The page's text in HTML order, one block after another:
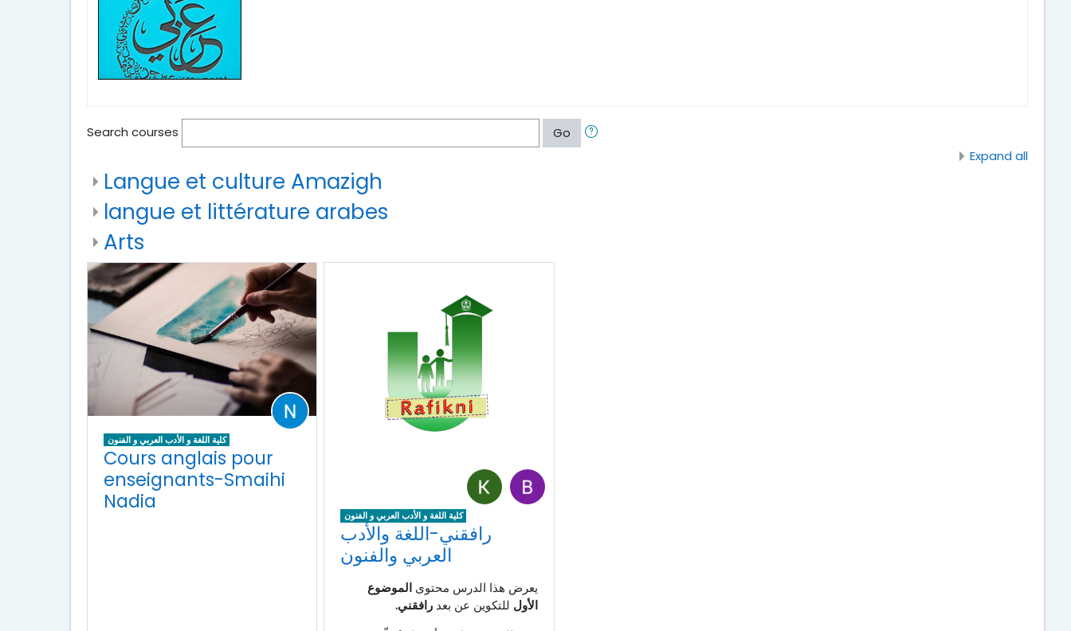
Search courses
Go
Expand all
Langue et culture Amazigh
langue et littérature arabes
Arts
كلية اللغة و الأدب العربي و الفنون
Cours anglais pour
enseignants-Smaihi
Nadia
كلية اللغة و الأدب العربي و الفنون
رافقني-اللغة والأدب
العربي والفنون
يعرض هذا الدرس محتوىالموضوع
الأول للتكوين عن بعدرافقني.